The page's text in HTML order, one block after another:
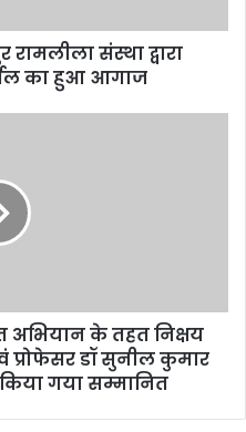
रामलीला संस्था द्वारा
का हुआ आगाज
अभियान के तहत निक्षय
प्रोफेसर डॉ सुनील कुमार
गया सम्मानित